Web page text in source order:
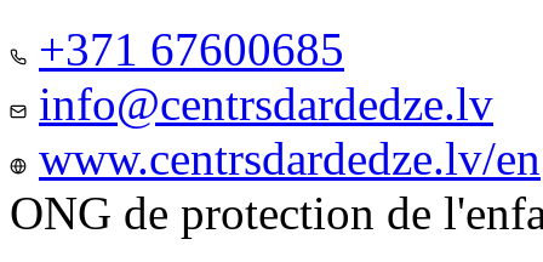
+371 67600685
info@centrsdardedze.lv
www.centrsdardedze.lv/en
ONG de protection de